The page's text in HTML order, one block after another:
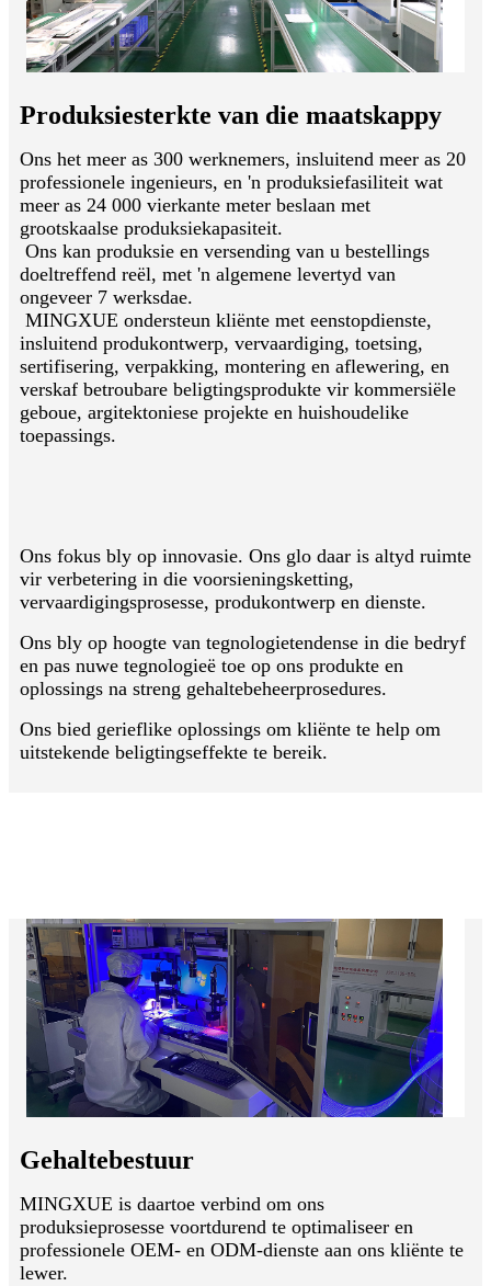
Produksiesterkte van die maatskappy
Ons het meer as 300 werknemers, insluitend meer as 20
professionele ingenieurs, en 'n produksiefasiliteit wat
meer as 24 000 vierkante meter beslaan met
grootskaalse produksiekapasiteit.
Ons kan produksie en versending van u bestellings
doeltreffend reël, met 'n algemene levertyd van
ongeveer 7 werksdae.
MINGXUE ondersteun kliënte met eenstopdienste,
insluitend produkontwerp, vervaardiging, toetsing,
sertifisering, verpakking, montering en aflewering, en
verskaf betroubare beligtingsprodukte vir kommersiële
geboue, argitektoniese projekte en huishoudelike
toepassings.
Ons fokus bly op innovasie. Ons glo daar is altyd ruimte
vir verbetering in die voorsieningsketting,
vervaardigingsprosesse, produkontwerp en dienste.
Ons bly op hoogte van tegnologietendense in die bedryf
en pas nuwe tegnologieë toe op ons produkte en
oplossings na streng gehaltebeheerprosedures.
Ons bied gerieflike oplossings om kliënte te help om
uitstekende beligtingseffekte te bereik.
Gehaltebestuur
MINGXUE is daartoe verbind om ons
produksieprosesse voortdurend te optimaliseer en
professionele OEM- en ODM-dienste aan ons kliënte te
lewer.